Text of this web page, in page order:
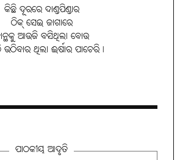
କିଛି ଦୂରରେ ଦାଣ୍ଡପିଣ୍ଡାର
ଠିକ୍ ସେଇ ଜାଗାରେ
ଆଉଜି ବସିଥିଲା ବୋଉ
ଥିଲା ଈର୍ଷାର ପାଚେରି।
ପାଠକୀୟ ଆଦୃତି